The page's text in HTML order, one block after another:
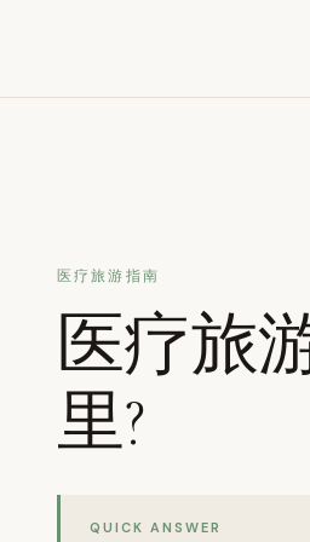
医疗旅游指南
医疗旅
里?
QUICK ANSWER